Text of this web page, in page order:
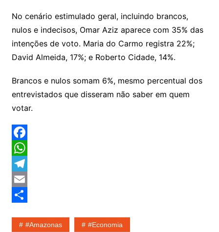
No cenário estimulado geral, incluindo brancos,
nulos e indecisos, Omar Aziz aparece com 35% das
intenções de voto. Maria do Carmo registra 22%;
David Almeida, 17%; e Roberto Cidade, 14%.
Brancos e nulos somam 6%, mesmo percentual dos
entrevistados que disseram não saber em quem
votar.
F
a
c
e
W
h
a
T
eE
#amazonas #economia